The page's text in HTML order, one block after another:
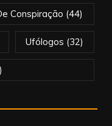
Conspiração (44)
Ufólogos (32)